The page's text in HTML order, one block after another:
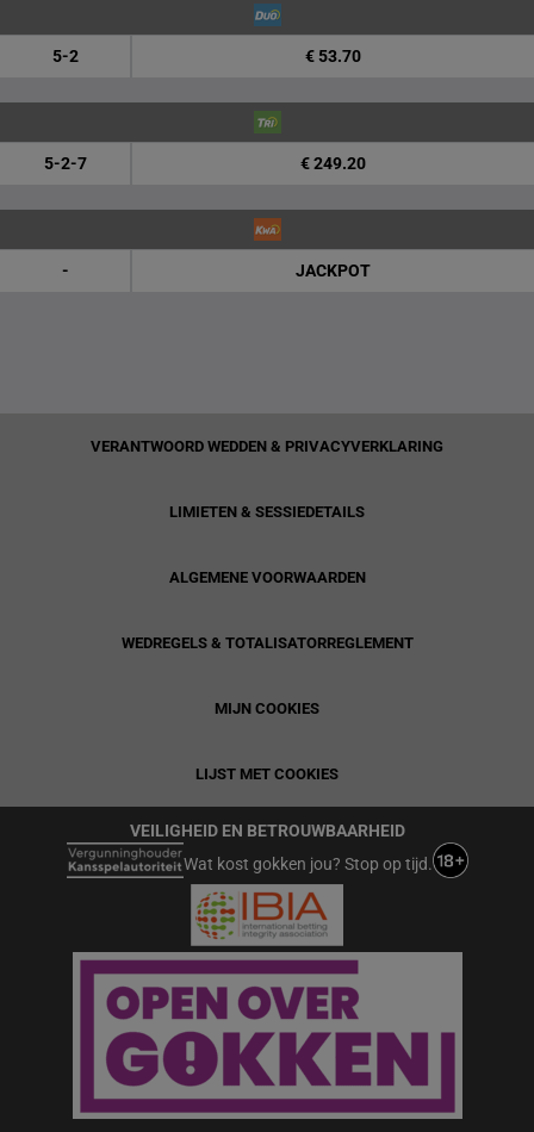
5-2 € 53.70
5-2-7 € 249.20
- JACKPOT
VERANTWOORD WEDDEN & PRIVACYVERKLARING
LIMIETEN & SESSIEDETAILS
ALGEMENE VOORWAARDEN
WEDREGELS & TOTALISATORREGLEMENT
MIJN COOKIES
LIJST MET COOKIES
VEILIGHEID EN BETROUWBAARHEID
Wat kost gokken jou? Stop op tijd.